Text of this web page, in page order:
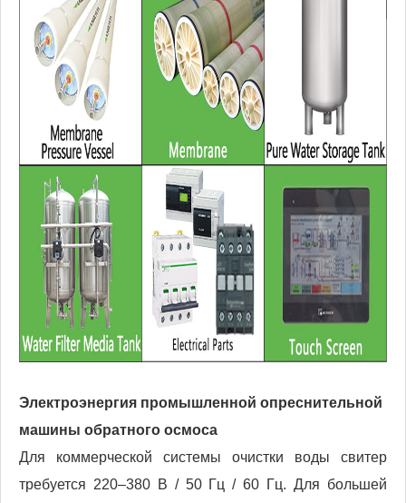
Электроэнергия промышленной опреснительной
машины обратного осмоса
Для коммерческой системы очистки воды свитер
требуется 220–380 В / 50 Гц / 60 Гц. Для большей